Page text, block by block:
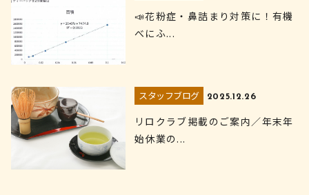
📣花粉症・鼻詰まり対策に！有機
べにふ...
スタッフブログ 2025.12.26
リロクラブ掲載のご案内／年末年
始休業の...